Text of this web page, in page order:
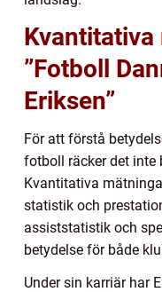
”Fotboll
Eriksen”
För att förstå
fotboll räcker det inte
Kvantitativa
statistik och
assiststatistik och
betydelse för både
Under sin karriär har